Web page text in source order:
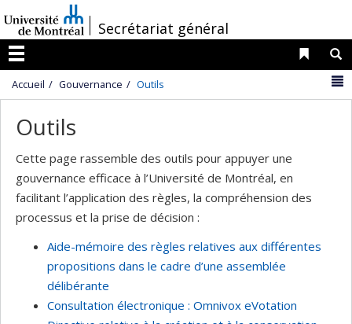
au
contenu
/
Secrétariat général
Menu
Liens
Accueil Gouvernance Outils
Outils
Cette page rassemble des outils pour appuyer une
gouvernance efficace à l’Université de Montréal, en
facilitant l’application des règles, la compréhension des
processus et la prise de décision :
Aide-mémoire des règles relatives aux différentes
propositions dans le cadre d’une assemblée
délibérante
Consultation électronique : Omnivox eVotation